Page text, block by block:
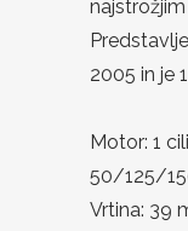
2005 in je
Motor: 1
50/125/
Vrtina: 39